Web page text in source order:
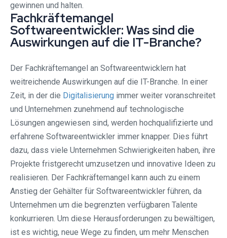
gewinnen und halten.
Fachkräftemangel
Softwareentwickler: Was sind die
Auswirkungen auf die IT-Branche?
Der Fachkräftemangel an Softwareentwicklern hat
weitreichende Auswirkungen auf die IT-Branche. In einer
Zeit, in der die Digitalisierung immer weiter voranschreitet
und Unternehmen zunehmend auf technologische
Lösungen angewiesen sind, werden hochqualifizierte und
erfahrene Softwareentwickler immer knapper. Dies führt
dazu, dass viele Unternehmen Schwierigkeiten haben, ihre
Projekte fristgerecht umzusetzen und innovative Ideen zu
realisieren. Der Fachkräftemangel kann auch zu einem
Anstieg der Gehälter für Softwareentwickler führen, da
Unternehmen um die begrenzten verfügbaren Talente
konkurrieren. Um diese Herausforderungen zu bewältigen,
ist es wichtig, neue Wege zu finden, um mehr Menschen